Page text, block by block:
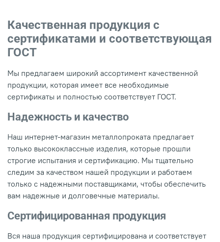
Качественная продукция с
сертификатами и соответствующая
ГОСТ
Мы предлагаем широкий ассортимент качественной
продукции, которая имеет все необходимые
сертификаты и полностью соответствует ГОСТ.
Надежность и качество
Наш интернет-магазин металлопроката предлагает
только высококлассные изделия, которые прошли
строгие испытания и сертификацию. Мы тщательно
следим за качеством нашей продукции и работаем
только с надежными поставщиками, чтобы обеспечить
вам надежные и долговечные материалы.
Сертифицированная продукция
Вся наша продукция сертифицирована и соответствует